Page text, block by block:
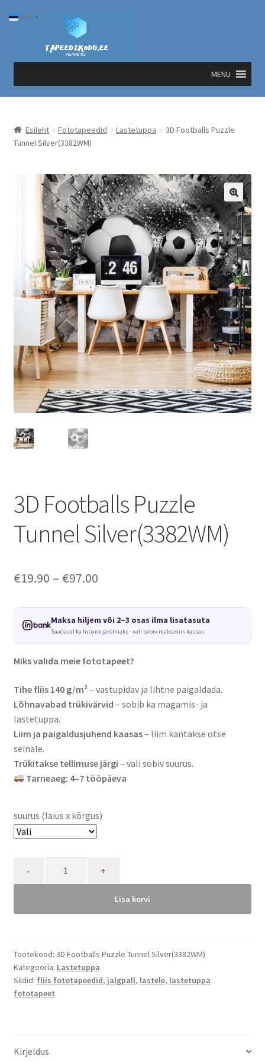
Liigu
navigeerimisele
Liigu
MENU
Esileht Fototapeedid Lastetuppa
3D Footballs Puzzle
Tunnel Silver(3382WM)
3D Footballs Puzzle
Tunnel Silver(3382WM)
€19.90 – €97.00Price
€19.90
through
€97.00
Maksa hiljem või 2–3 osas ilma lisatasuta
Saadaval ka Inbank järelmaks · vali sobiv makseviis kassas
Miks valida meie fototapeet?
Tihe fliis 140 g/m²– vastupidav ja lihtne paigaldada.
Lõhnavabad trükivärvid – sobib ka magamis- ja
lastetuppa.
Liim ja paigaldusjuhend kaasas– liim kantakse otse
seinale.
Trükitakse tellimuse järgi – vali sobiv suurus.
Tarneaeg: 4–7 tööpäeva
suurus (laius x kõrgus)
Lisa korvi
Tootekood: 3D Footballs Puzzle Tunnel Silver(3382WM)
Kategooria: Lastetuppa
Sildid: fliis fototapeedid, jalgpall, lastele, lastetuppa
fototapeet
Kirjeldus
Eesti ▼